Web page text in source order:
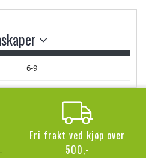
6-9
Fri frakt ved kjøp over
500,-